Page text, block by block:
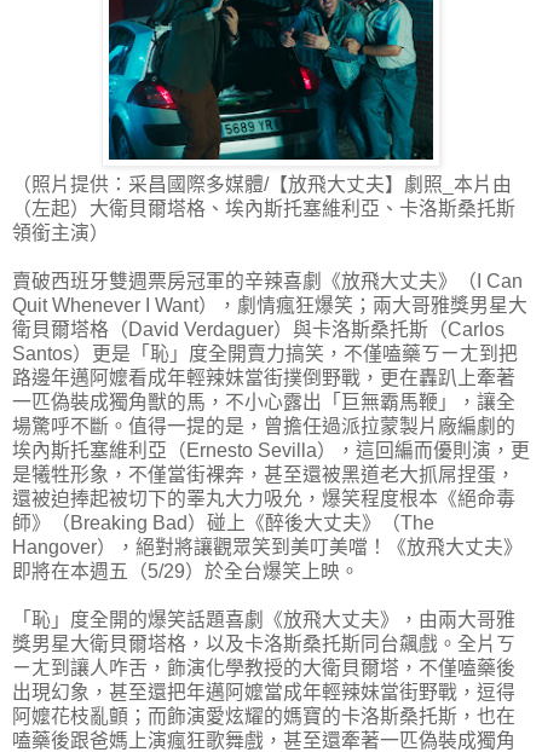
（照片提供：采昌國際多媒體/【放飛大丈夫】劇照_本片由
（左起）大衛貝爾塔格、埃內斯托塞維利亞、卡洛斯桑托斯
領銜主演）
賣破西班牙雙週票房冠軍的辛辣喜劇《放飛大丈夫》（I Can
Quit Whenever I Want），劇情瘋狂爆笑；兩大哥雅獎男星大
衛貝爾塔格（David Verdaguer）與卡洛斯桑托斯（Carlos
Santos）更是「恥」度全開賣力搞笑，不僅嗑藥ㄎㄧㄤ到把
路邊年邁阿嬤看成年輕辣妹當街撲倒野戰，更在轟趴上牽著
一匹偽裝成獨角獸的馬，不小心露出「巨無霸馬鞭」，讓全
場驚呼不斷。值得一提的是，曾擔任過派拉蒙製片廠編劇的
埃內斯托塞維利亞（Ernesto Sevilla），這回編而優則演，更
是犧牲形象，不僅當街裸奔，甚至還被黑道老大抓屌捏蛋，
還被迫捧起被切下的睪丸大力吸允，爆笑程度根本《絕命毒
師》（Breaking Bad）碰上《醉後大丈夫》（The
Hangover），絕對將讓觀眾笑到美叮美噹！《放飛大丈夫》
即將在本週五（5/29）於全台爆笑上映。
「恥」度全開的爆笑話題喜劇《放飛大丈夫》，由兩大哥雅
獎男星大衛貝爾塔格，以及卡洛斯桑托斯同台飆戲。全片ㄎ
ㄧㄤ到讓人咋舌，飾演化學教授的大衛貝爾塔，不僅嗑藥後
出現幻象，甚至還把年邁阿嬤當成年輕辣妹當街野戰，逗得
阿嬤花枝亂顫；而飾演愛炫耀的媽寶的卡洛斯桑托斯，也在
嗑藥後跟爸媽上演瘋狂歌舞戲，甚至還牽著一匹偽裝成獨角